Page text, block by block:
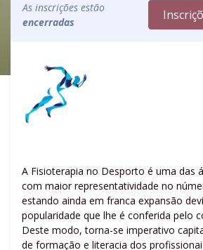
As inscrições estão
encerradas
A Fisioterapia no Desporto é uma das
com maior representatividade no
estando ainda em franca expansão
popularidade que lhe é conferida pelo
Deste modo, torna-se imperativo
de formação e literacia dos